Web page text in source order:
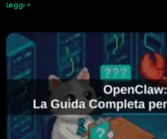
Leggi »